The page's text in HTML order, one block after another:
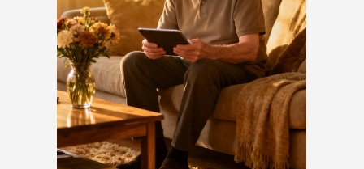
اویٹار ویڈیو
اے ویڈیو
اے فوٹو
دیگر اوزار